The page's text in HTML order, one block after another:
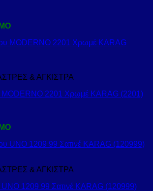
& ΑΓΚΙΣΤΡΑ
MODERNO 2201 Χρωμέ KARAG (2201)
& ΑΓΚΙΣΤΡΑ
UNO 1209 99 Σατινέ KARAG (120999)